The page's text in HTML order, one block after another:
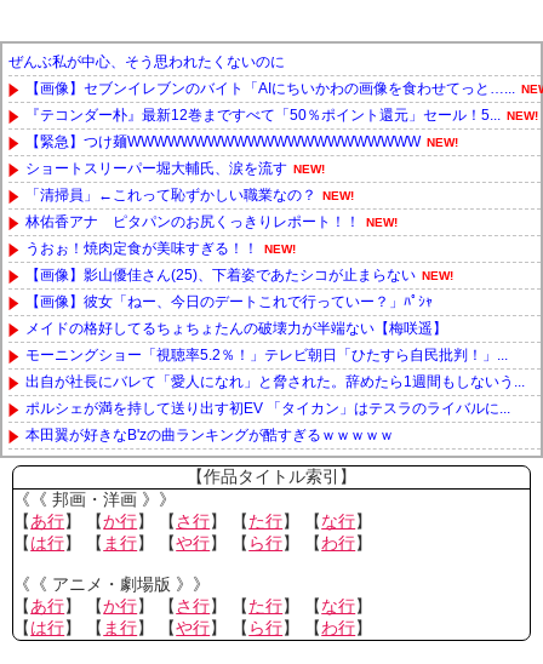
ぜんぶ私が中心、そう思われたくないのに
【画像】セブンイレブンのバイト「AIにちいかわの画像を食わせてっと…...
『テコンダー朴』最新12巻まですべて「50％ポイント還元」セール！5... NEW!
【緊急】つけ麺WWWWWWWWWWWWWWWWWWWWWW NEW!
ショートスリーパー堀大輔氏、涙を流す NEW!
「清掃員」←これって恥ずかしい職業なの？ NEW!
林佑香アナ ピタパンのお尻くっきりレポート！！ NEW!
うおぉ！焼肉定食が美味すぎる！！ NEW!
【画像】影山優佳さん(25)、下着姿であたシコが止まらない NEW!
【画像】彼女「ねー、今日のデートこれで行っていー？」ﾊﾟｼｬ
メイドの格好してるちょちょたんの破壊力が半端ない【梅咲遥】
モーニングショー「視聴率5.2％！」テレビ朝日「ひたすら自民批判！」...
出自が社長にバレて「愛人になれ」と脅された。辞めたら1週間もしないう...
ポルシェが満を持して送り出す初EV 「タイカン」はテスラのライバルに...
本田翼が好きなB'zの曲ランキングが酷すぎるｗｗｗｗｗ
Powered by livedoor 相互RSS
【作品タイトル索引】
《《 邦画・洋画 》》
【あ行】 【か行】 【さ行】 【た行】 【な行】
【は行】 【 ま行】 【や行】 【 ら行】 【わ行】
《《 アニメ・劇場版 》》
【あ行】 【か行】 【さ行】 【た行】 【な行】
【は行】 【 ま行】 【や行】 【 ら行】 【わ行】